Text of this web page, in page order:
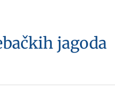
jagoda